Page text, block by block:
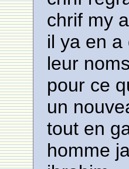
chrif my
il ya en
leur noms
pour ce
un
tout en
homme